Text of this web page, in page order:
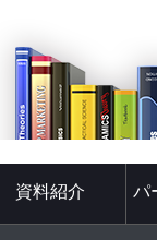
資料紹介 パ